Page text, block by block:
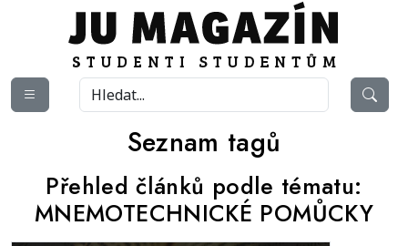
Seznam tagů
Přehled článků podle tématu:
MNEMOTECHNICKÉ POMŮCKY